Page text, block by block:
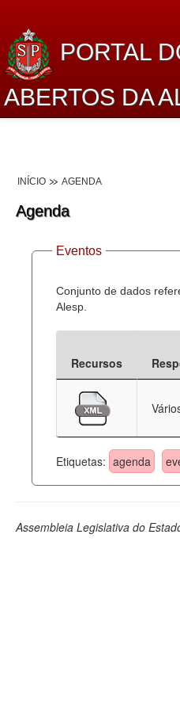
PORTAL
ABERTOS DA
Lei de Acesso à Informação
Dados Governamentais
Planejamento
Catálogo de dados
Deputados Estaduais
Administração
Legislação
INÍCIO AGENDA
Agenda
Eventos
Conjunto de dados
Alesp.
Recursos
Etiquetas: agenda
Assembleia Legislativa do